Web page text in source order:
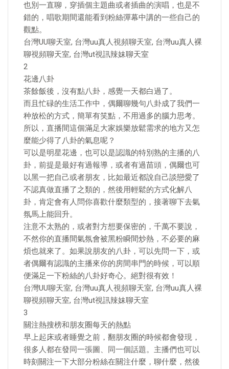
也別一直聊，穿插個主題曲或者插曲的演唱，也是不
錯的，唱歌期間還能看到粉絲彈幕中講的一些自己的
觀點。
台灣UU聊天室, 台灣uu真人視頻聊天室, 台灣uu真人裸
聊視頻聊天室, 台灣ut視訊辣妹聊天室
2
花邊八卦
茶餘飯後，沒有點八卦，感覺一天都白過了。
而且忙碌的生活工作中，偶爾聊幾句八卦成了我們一
种放松的方式，簡單有笑點，不用過多的腦力思考。
所以，直播間這個滿足大家娛樂放鬆需求的地方又怎
麼能少得了八卦的氣息呢？
可以是明星花邊，也可以是認識的特別熟的主播的八
卦，前提是最好有過報導，或者有過苗頭，偶爾也可
以黑一把自己或者朋友，比如最近都說自己談戀愛了
不認真做直播了之類的，然後用輕鬆的方式化解八
卦，肯定會有人問你喜歡什麼類型的，接著聊下去氣
氛馬上能回升。
注意不太熟的，或者對方想要保密的，千萬不要說，
不然你的直播間氣氛會被黑粉瞬間炒熱，不必要的麻
煩也就來了。如果說朋友的八卦，可以先問一下，或
者偶爾有認識的主播來你的房間串門的時候，可以順
便滿足一下粉絲的八卦好奇心。絕對很有效！
台灣UU聊天室, 台灣uu真人視頻聊天室, 台灣uu真人裸
聊視頻聊天室, 台灣ut視訊辣妹聊天室
3
關注熱搜榜和朋友圈每天的熱點
早上起床或者睡覺之前，翻朋友圈的時候都會發現，
很多人都在發同一張圖、同一個話題。主播們也可以
時刻關注一下大部分粉絲在關注什麼，聊什麼，然後